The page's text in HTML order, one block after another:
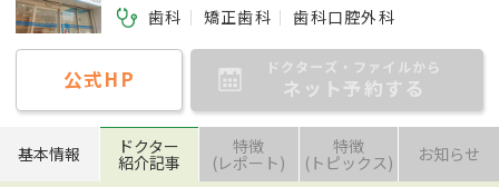
歯科
矯正歯科 歯科口腔外科
公式HP ドクターズ・ファイルから
ネット予約する
基本情報 ドクター
紹介記事
特徴
(レポート)
特徴
(トピックス) お知らせ